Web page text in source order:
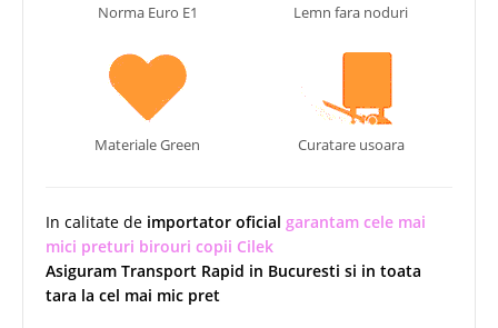
Norma Euro E1 Lemn fara noduri
Materiale Green Curatare usoara
In calitate de importator oficial garantam cele mai
mici preturi birouri copii Cilek
Asiguram Transport Rapid in Bucuresti si in toata
tara la cel mai mic pret